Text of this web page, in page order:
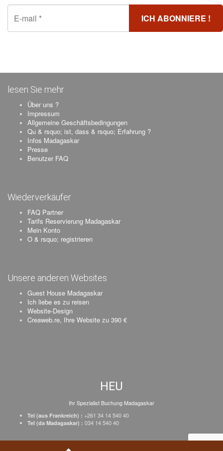
lesen Sie mehr
Über uns ?
Impressum
Allgemeine Geschäftsbedingungen
Qu & rsquo; ist, dass & rsquo; Erfahrung ?
Infos Madagaskar
Presse
Benutzer FAQ
Wiederverkäufer
FAQ Partner
Tarifs Reservierung Madagaskar
Mein Konto
O & rsquo; registrieren
Unsere anderen Websites
Guest House Madagaskar
Ich liebe es zu reisen
Website-Design
Creaweb.re, Ihre Website zu 390 €
HEU
Ihr Spezialist Buchung Madagaskar
Tel (aus Frankreich) : +261 34 14 540 40
Tel (da Madagaskar) : 034 14 540 40
Schöpfung Creaweb–